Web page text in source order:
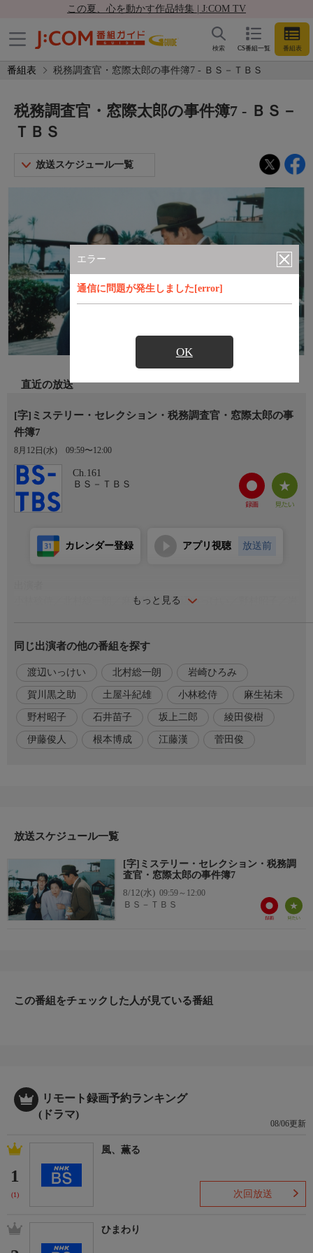
この夏、心を動かす作品特集 | J:COM TV
CS番組一覧 番組表
検索
番組表 税務調査官・窓際太郎の事件簿7 - ＢＳ－ＴＢＳ
エラー
通信に問題が発生しました[error]
OK
税務調査官・窓際太郎の事件簿7 - ＢＳ－
ＴＢＳ
放送スケジュール一覧
直近の放送
[字]ミステリー・セレクション・税務調査官・窓際太郎の事
件簿7
8月12日(水) 09:59〜12:00
Ch.161
ＢＳ－ＴＢＳ
もっと見る
カレンダー登録 アプリ視聴 放送前
小林稔侍／北村総一朗／麻生祐未／渡辺いっけい／野村昭子／岩
番組内容
元エリート国税局調査官・窓辺太郎は、ある事件が原因で現在の
世田谷南税務署に左遷となり、“窓際くん”と呼ばれている。しか
し、それは表向きで実は有能な税務署員。ある日、窓辺は母・ト
メと鳴門へ旅行へ出掛ける。が、元同僚の佐和子が女将を務める
老舗旅館「はし田」では、数日前に事故死した主人・恒夫から睡
原作・脚本
制作
2001年
同じ出演者の他の番組を探す
渡辺いっけい 北村総一朗 岩崎ひろみ
賀川黒之助 土屋斗紀雄 小林稔侍 麻生祐未
野村昭子 石井苗子 坂上二郎 綾田俊樹
伊藤俊人 根本博成 江藤漢 菅田俊
放送スケジュール一覧
[字]ミステリー・セレクション・税務調
査官・窓際太郎の事件簿7
8/12(水) 09:59～12:00
ＢＳ－ＴＢＳ
この番組をチェックした人が見ている番組
リモート録画予約ランキング
(ドラマ)
08/06更新
1
(1)
風、薫る
次回放送
ひまわり